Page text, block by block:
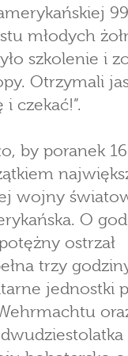
młodych
szkolenie i
Otrzymali
i czekać!”.
by poranek
wojny
O
ostrzał
trzy
jednostki